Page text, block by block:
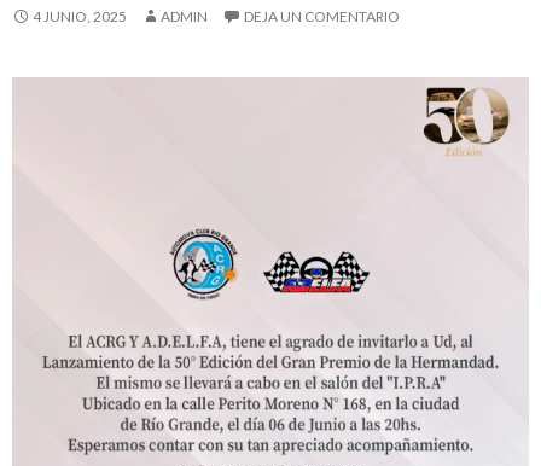
4 JUNIO, 2025 ADMIN DEJA UN COMENTARIO